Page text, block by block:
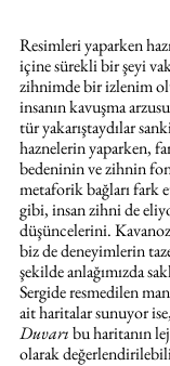
Resimleri yaparken
içine sürekli bir şeyi
zihnimde bir izlenim
insanın kavuşma
tür yakarıştaydılar
haznelerin yaparken,
bedeninin ve zihnin
metaforik bağları fark
gibi, insan zihni de
düşüncelerini.
biz de deneyimlerin
şekilde anlağımızda
Sergide resmedilen
ait haritalar sunuyor ise,
Duvarı bu haritanın
olarak